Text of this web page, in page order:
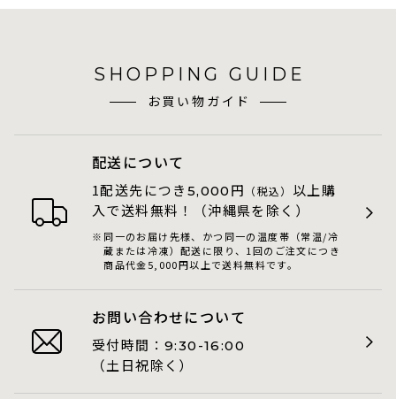
SHOPPING GUIDE
お買い物ガイド
配送について
1配送先につき 5,000 円 （税込） 以上購
入で送料無料！（沖縄県を除く）
同一のお届け先様、かつ同一の温度帯（常温/冷
蔵または冷凍）配送に限り、1回のご注文につき
商品代金5,000円以上で送料無料です。
お問い合わせについて
受付時間： 9:30-16:00
（土日祝除く）